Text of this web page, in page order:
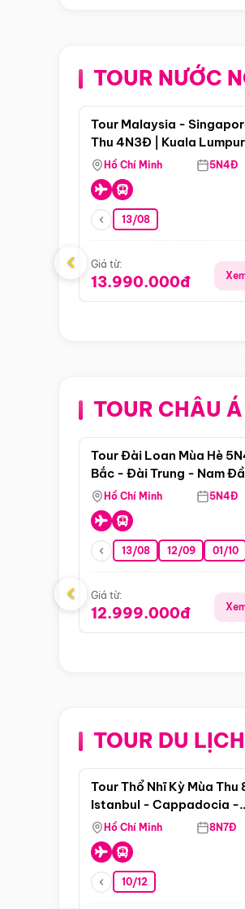
TOUR NƯỚC
Tour Malaysia -
Thu 4N3Đ | Kuala
Malacca - Johor Baru -
Singapore
Hồ Chí Minh 5N4Đ
13/08
Giá từ:
13.990.000đ
‹
TOUR CHÂU Á
Điểm
Tour Đài Loan Mùa Hè
Bắc - Đài Trung - Nam
Hùng ( Bay Vn)
Hồ Chí Minh 5N4Đ
13/08 12/09 01/10
Giá từ:
12.999.000đ
‹
TOUR DU Điểm
Tour Thổ Nhĩ Kỳ Mùa Thu
Istanbul - Cappadocia -
Pamukkale
Hồ Chí Minh 8N7Đ
10/12